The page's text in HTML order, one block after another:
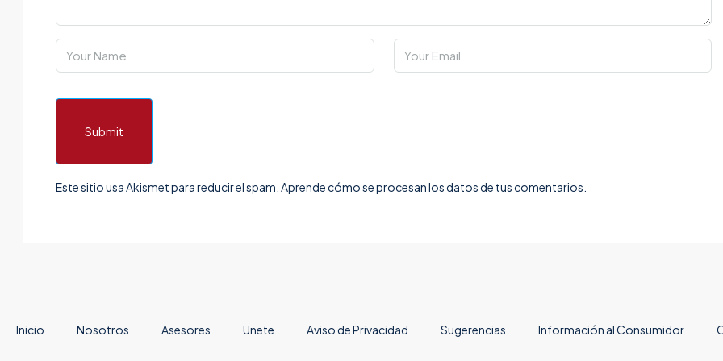
Submit
Este sitio usa Akismet para reducir el spam. Aprende cómo se procesan los datos de tus comentarios.
Inicio Nosotros Asesores Unete Aviso de Privacidad Sugerencias Información al Consumidor